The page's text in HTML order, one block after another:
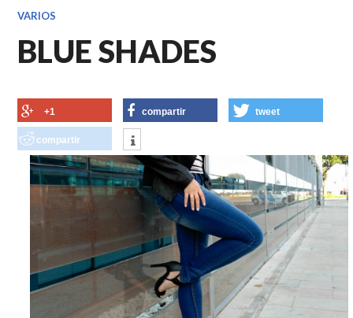
VARIOS
BLUE SHADES
+1 compartir tweet
compartir